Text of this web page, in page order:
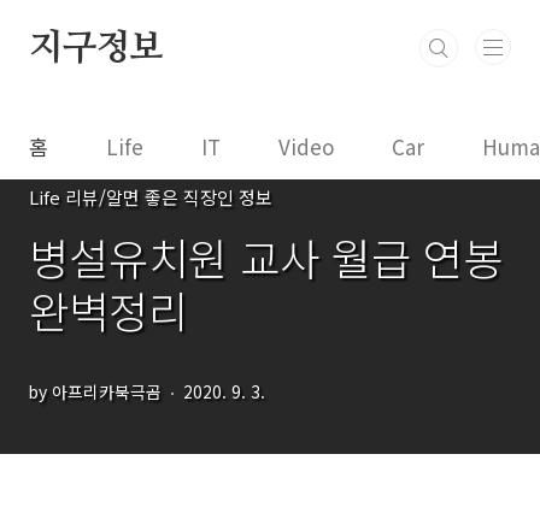
지구정보
홈 Life IT Video Car
Life 리뷰/알면 좋은 직장인 정보
병설유치원 교사 월급 연봉
완벽정리
by 아프리카북극곰 2020. 9. 3.